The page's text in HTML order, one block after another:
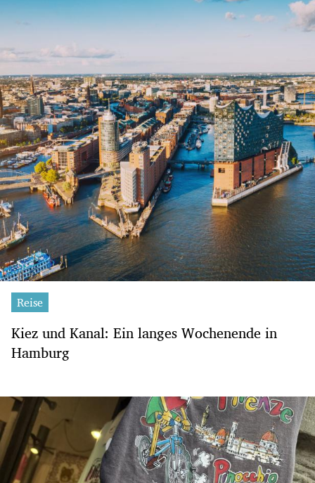
Reise
Kiez und Kanal: Ein langes Wochenende in
Hamburg